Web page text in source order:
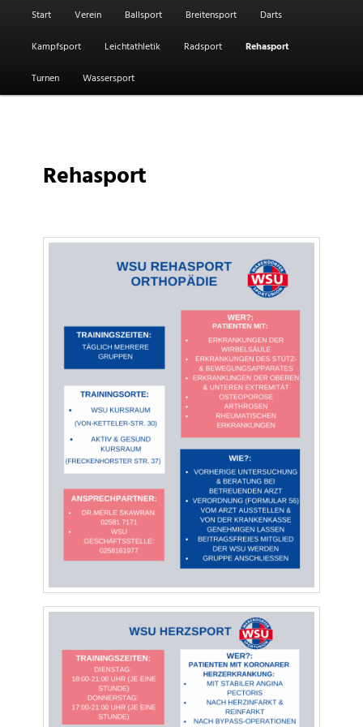
Hauptmenü
Start Verein Ballsport Breitensport
Darts
Kampfsport
Leichtathletik Radsport
Rehasport
Turnen
Wassersport
Rehasport